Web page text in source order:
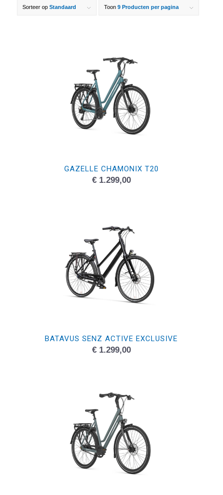
Sorteer op Standaard Toon 9 Producten per pagina
GAZELLE CHAMONIX T20
€1.299,00
BATAVUS SENZ ACTIVE EXCLUSIVE
€1.299,00